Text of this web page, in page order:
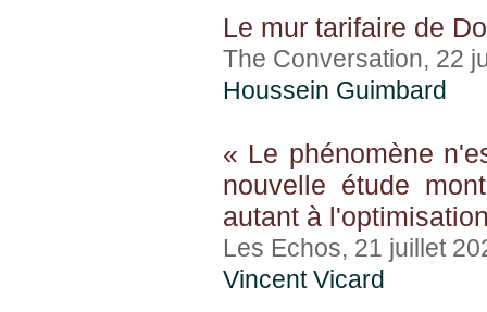
Le mur tarifaire de
The Conversation, 22
Houssein Guimbard
« Le phénomène
nouvelle étude
autant à
Les Echos, 21 juillet
Vincent Vicard